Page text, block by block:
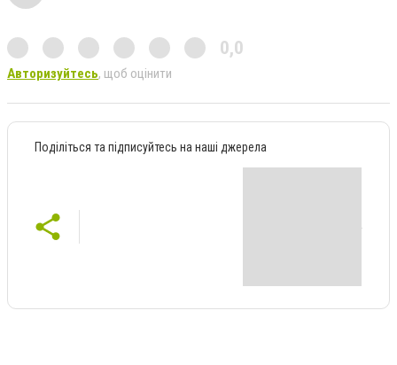
0,0
Авторизуйтесь, щоб оцінити
Поділіться та підписуйтесь на наші джерела